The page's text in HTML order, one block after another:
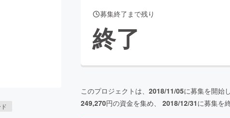
税
募集終了まで残り
終了
このプロジェクトは、 2018/11/05に募集を開始
249,270円の資金を集め、 2018/12/31に募集を